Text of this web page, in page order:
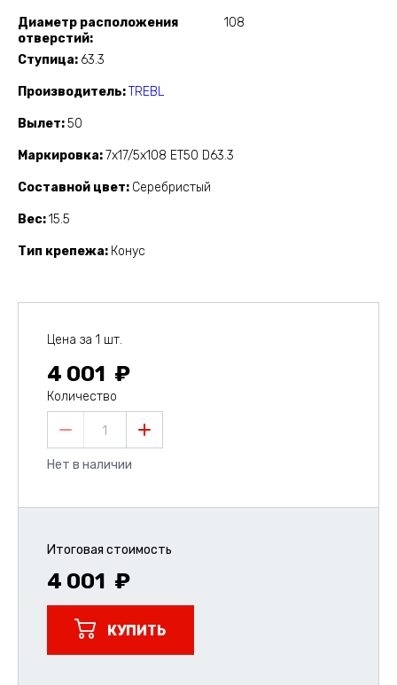
Диаметр расположения
отверстий
108
Ступица 63.3
Производитель TREBL
Вылет 50
Маркировка 7x17/5x108 ET50 D63.3
Составной цвет Серебристый
Вес 15.5
Тип крепежа Конус
Цена за 1 шт.
4 001
Количество
1
Нет в наличии
Итоговая стоимость
4 001
КУПИТЬ